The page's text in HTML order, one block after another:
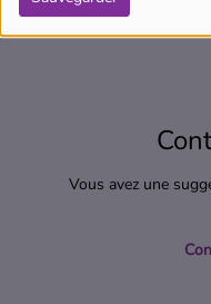
Vous avez une